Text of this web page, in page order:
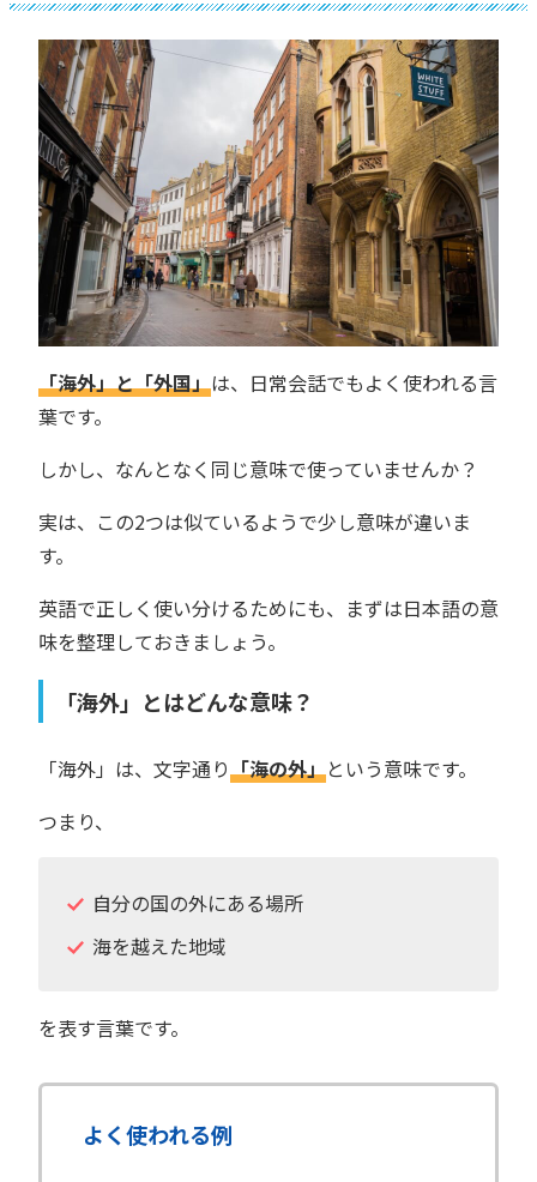
「海外」と「外国」は、日常会話でもよく使われる言
葉です。
しかし、なんとなく同じ意味で使っていませんか？
実は、この2つは似ているようで少し意味が違いま
す。
英語で正しく使い分けるためにも、まずは日本語の意
味を整理しておきましょう。
「海外」とはどんな意味？
「海外」は、文字通り「海の外」という意味です。
つまり、
自分の国の外にある場所
海を越えた地域
を表す言葉です。
よく使われる例